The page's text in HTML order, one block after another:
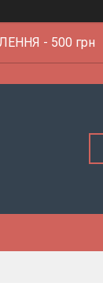
- 500 грн